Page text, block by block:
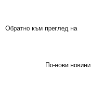
Обратно към преглед на
По-нови новини